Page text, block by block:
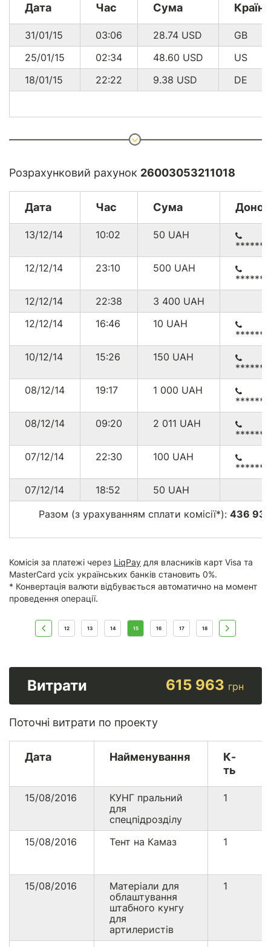
Дата Час Сума Країна
31/01/15 03:06 28.74 USD
GB
25/01/15
02:34 48.60 USD
US
18/01/15
22:22 9.38 USD DE
* 86.72 USD що на дату конвертації (03.03.2015) становило
+ $0.30
Розрахунковий рахунок 26003053211018
Дата Час Сума Донор
13/12/14 10:02 50 UAH
12/12/14
23:10 500 UAH
12/12/14
22:38 3 400 UAH
12/12/14
16:46 10 UAH
10/12/14
15:26 150 UAH
08/12/14
19:17 1 000 UAH
08/12/14
09:20 2 011 UAH
07/12/14
22:30 100 UAH
07/12/14
18:52 50 UAH
Разом (з урахуванням сплати комісії*): 436
Комісія за платежі через LiqPay для власників карт Visa та
MasterCard усіх українських банків становить 0%.
* Конвертація валюти відбувається автоматично на момент
проведення операції.
12 13 14 15 16 17 18
Витрати 615 963 грн
Поточні витрати по проекту
Дата Найменування
К-
ть
15/08/2016
КУНГ пральний
для
спецпідрозділу
1
15/08/2016 Тент на Камаз 1
15/08/2016
Матеріали для
облаштування
штабного кунгу
для
артилеристів
1